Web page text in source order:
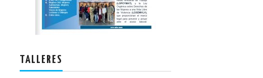
TALLERES